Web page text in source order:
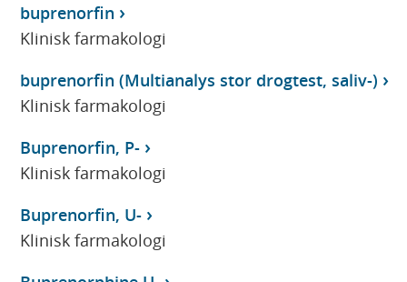
buprenorfin
Klinisk farmakologi
buprenorfin (Multianalys stor drogtest, saliv-)
Klinisk farmakologi
Buprenorfin, P-
Klinisk farmakologi
Buprenorfin, U-
Klinisk farmakologi